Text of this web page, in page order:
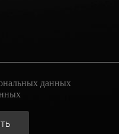
данных